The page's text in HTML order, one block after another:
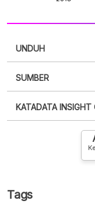
UNDUH
XLS
SUMBER
punya akun?
KATADATA INSIGHT
Hubungi
Tags